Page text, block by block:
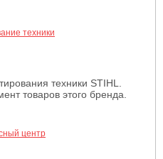
техники STIHL.
товаров этого бренда.